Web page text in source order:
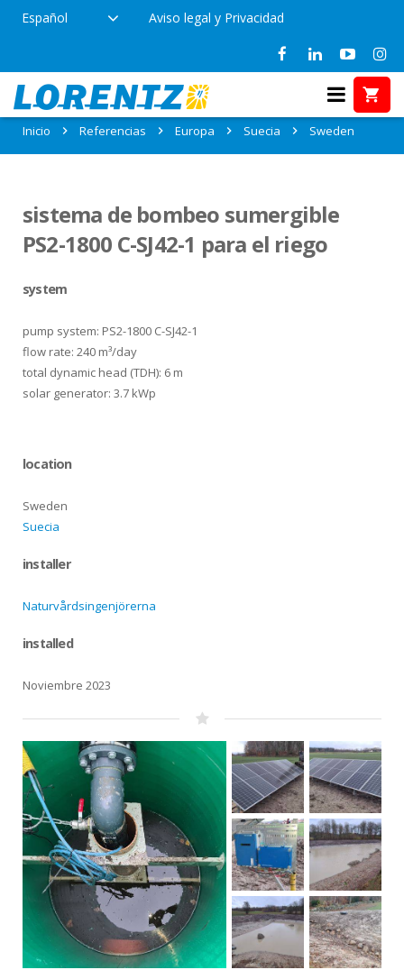
Español Aviso legal y Privacidad
Referencias en Sweden, Suecia
Inicio Referencias Europa Suecia Sweden
sistema de bombeo sumergible
PS2-1800 C-SJ42-1 para el riego
system
pump system: PS2-1800 C-SJ42-1
flow rate: 240 m³/day
total dynamic head (TDH): 6 m
solar generator: 3.7 kWp
location
Sweden
Suecia
installer
Naturvårdsingenjörerna
installed
Noviembre 2023